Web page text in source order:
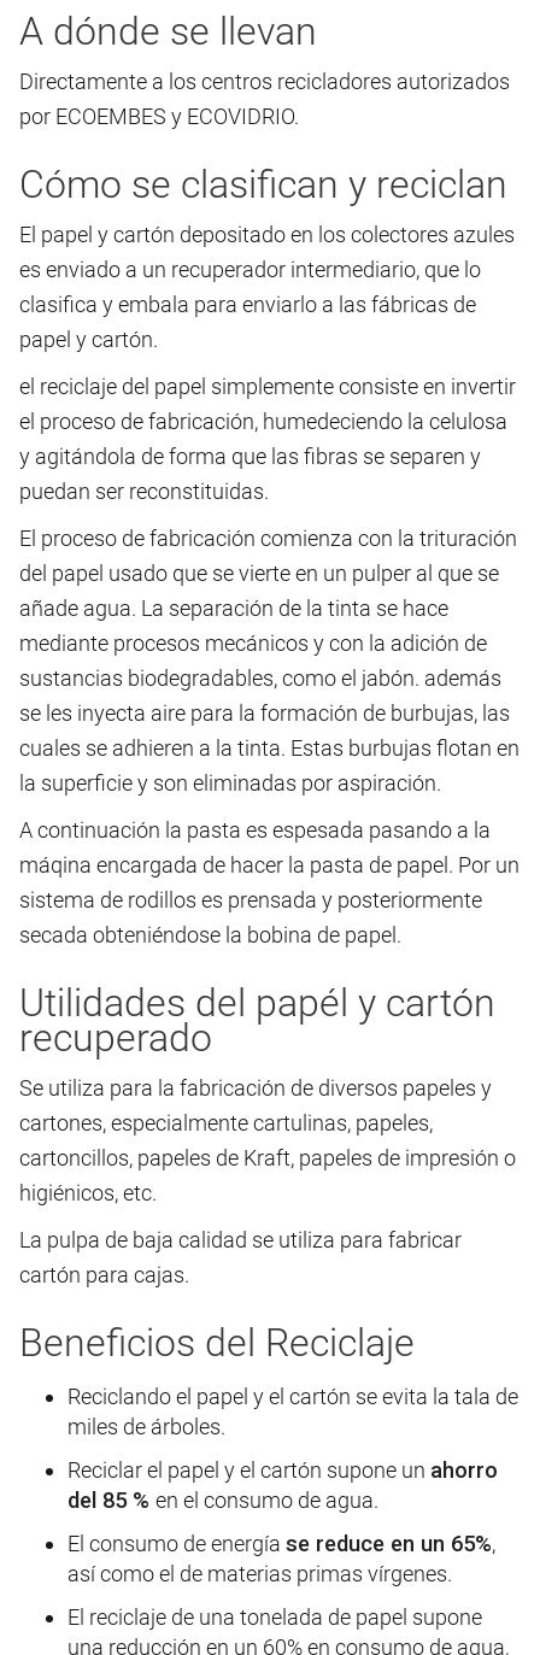
A dónde se llevan
Directamente a los centros recicladores autorizados
por ECOEMBES y ECOVIDRIO.
Cómo se clasifican y reciclan
El papel y cartón depositado en los colectores azules
es enviado a un recuperador intermediario, que lo
clasifica y embala para enviarlo a las fábricas de
papel y cartón.
el reciclaje del papel simplemente consiste en invertir
el proceso de fabricación, humedeciendo la celulosa
y agitándola de forma que las fibras se separen y
puedan ser reconstituidas.
El proceso de fabricación comienza con la trituración
del papel usado que se vierte en un pulper al que se
añade agua. La separación de la tinta se hace
mediante procesos mecánicos y con la adición de
sustancias biodegradables, como el jabón. además
se les inyecta aire para la formación de burbujas, las
cuales se adhieren a la tinta. Estas burbujas flotan en
la superficie y son eliminadas por aspiración.
A continuación la pasta es espesada pasando a la
máqina encargada de hacer la pasta de papel. Por un
sistema de rodillos es prensada y posteriormente
secada obteniéndose la bobina de papel.
Utilidades del papél y cartón
recuperado
Se utiliza para la fabricación de diversos papeles y
cartones, especialmente cartulinas, papeles,
cartoncillos, papeles de Kraft, papeles de impresión o
higiénicos, etc.
La pulpa de baja calidad se utiliza para fabricar
cartón para cajas.
Beneficios del Reciclaje
Reciclando el papel y el cartón se evita la tala de
miles de árboles.
Reciclar el papel y el cartón supone un ahorro
del 85 % en el consumo de agua.
El consumo de energía se reduce en un 65%,
así como el de materias primas vírgenes.
El reciclaje de una tonelada de papel supone
una reducción en un 60% en consumo de agua,